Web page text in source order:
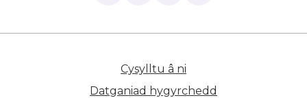
Cysylltu â ni
Datganiad hygyrchedd